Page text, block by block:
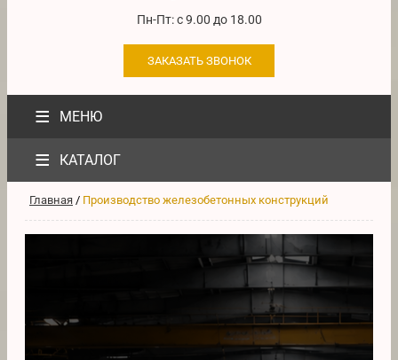
Пн-Пт: с 9.00 до 18.00
ЗАКАЗАТЬ ЗВОНОК
≡ МЕНЮ
≡ КАТАЛОГ
Главная / Производство железобетонных конструкций